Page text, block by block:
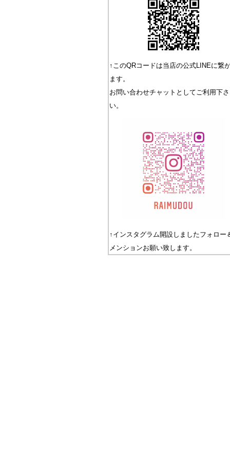
↑このQRコードは当店の公式LINEに繋
ます。
お問い合わせチャットとしてご利用下さ
い。
↑インスタグラム開設しましたフォロー
メンションお願い致します。